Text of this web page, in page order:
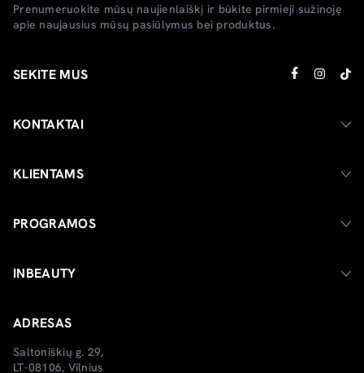
Prenumeruokite mūsų naujienlaiškį ir būkite pirmieji sužinoję
apie naujausius mūsų pasiūlymus bei produktus.
SEKITE MUS
KONTAKTAI
KLIENTAMS
PROGRAMOS
INBEAUTY
ADRESAS
Saltoniškių g. 29,
LT-08106, Vilnius